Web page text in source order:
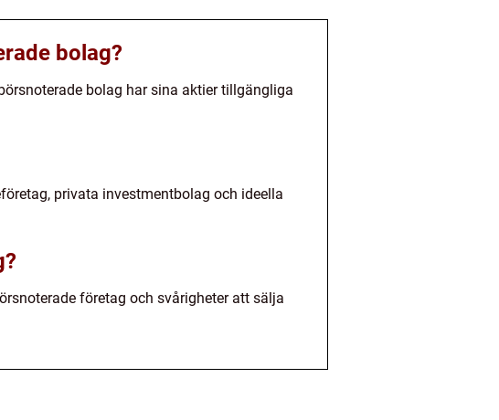
bolag?
bolag har sina aktier tillgängliga
privata investmentbolag och ideella
företag och svårigheter att sälja